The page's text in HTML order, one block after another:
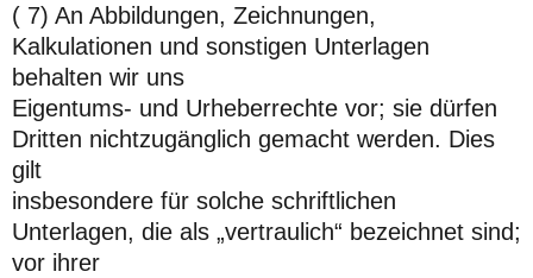
( 7) An Abbildungen, Zeichnungen,
Kalkulationen und sonstigen Unterlagen
behalten wir uns
Eigentums- und Urheberrechte vor; sie dürfen
Dritten nichtzugänglich gemacht werden. Dies
gilt
insbesondere für solche schriftlichen
Unterlagen, die als „vertraulich“ bezeichnet sind;
vor ihrer